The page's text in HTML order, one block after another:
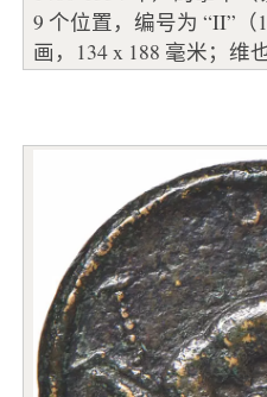
9 个位置，编号为 “II”（
画，134 x 188 毫米；维